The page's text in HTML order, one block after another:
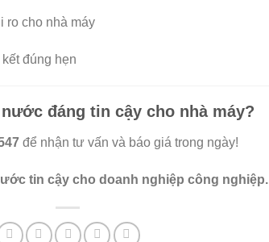
ro cho nhà máy
đúng hẹn
đáng tin cậy cho nhà máy?
để nhận tư vấn và báo giá trong ngày!
tin cậy cho doanh nghiệp công nghiệp.